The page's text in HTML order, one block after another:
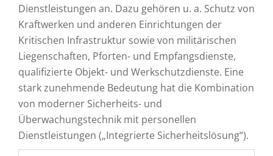
Dienstleistungen an. Dazu gehören u. a. Schutz von
Kraftwerken und anderen Einrichtungen der
Kritischen Infrastruktur sowie von militärischen
Liegenschaften, Pforten- und Empfangsdienste,
qualifizierte Objekt- und Werkschutzdienste. Eine
stark zunehmende Bedeutung hat die Kombination
von moderner Sicherheits- und
Überwachungstechnik mit personellen
Dienstleistungen („Integrierte Sicherheitslösung“).